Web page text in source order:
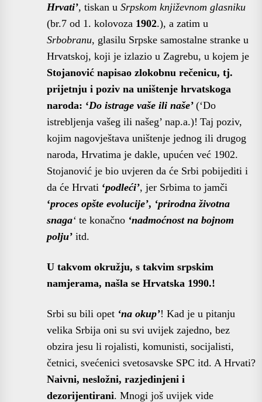
Hrvati’, tiskan u Srpskom književnom glasniku
(br.7 od 1. kolovoza 1902.), a zatim u
Srbobranu, glasilu Srpske samostalne stranke u
Hrvatskoj, koji je izlazio u Zagrebu, u kojem je
Stojanović napisao zlokobnu rečenicu, tj.
prijetnju i poziv na uništenje hrvatskoga
naroda: ‘Do istrage vaše ili naše’ (‘Do
istrebljenja vašeg ili našeg’ nap.a.)! Taj poziv,
kojim nagovještava uništenje jednog ili drugog
naroda, Hrvatima je dakle, upućen već 1902.
Stojanović je bio uvjeren da će Srbi pobijediti i
da će Hrvati ‘podleći’, jer Srbima to jamči
‘proces opšte evolucije’, ‘prirodna životna
snaga‘ te konačno ‘nadmoćnost na bojnom
polju’ itd.
U takvom okružju, s takvim srpskim
namjerama, našla se Hrvatska 1990.!
Srbi su bili opet ‘na okup’! Kad je u pitanju
velika Srbija oni su svi uvijek zajedno, bez
obzira jesu li rojalisti, komunisti, socijalisti,
četnici, svećenici svetosavske SPC itd. A Hrvati?
Naivni, nesložni, razjedinjeni i
dezorijentirani. Mnogi još uvijek vide